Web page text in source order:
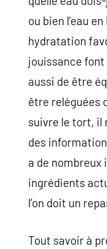
ou bien l’eau
hydratation
jouissance
aussi de être
être reléguées
suivre le tort, il
des
a de nombreux
ingrédients
l’on doit un
Tout savoir à